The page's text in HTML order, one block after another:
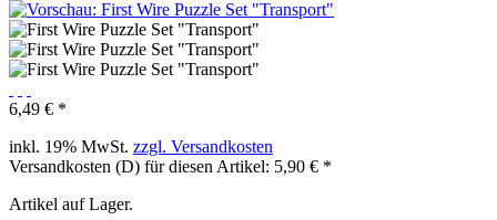
6,49 € *
inkl. 19% MwSt. zzgl. Versandkosten
Versandkosten (D) für diesen Artikel: 5,90 € *
Artikel auf Lager.